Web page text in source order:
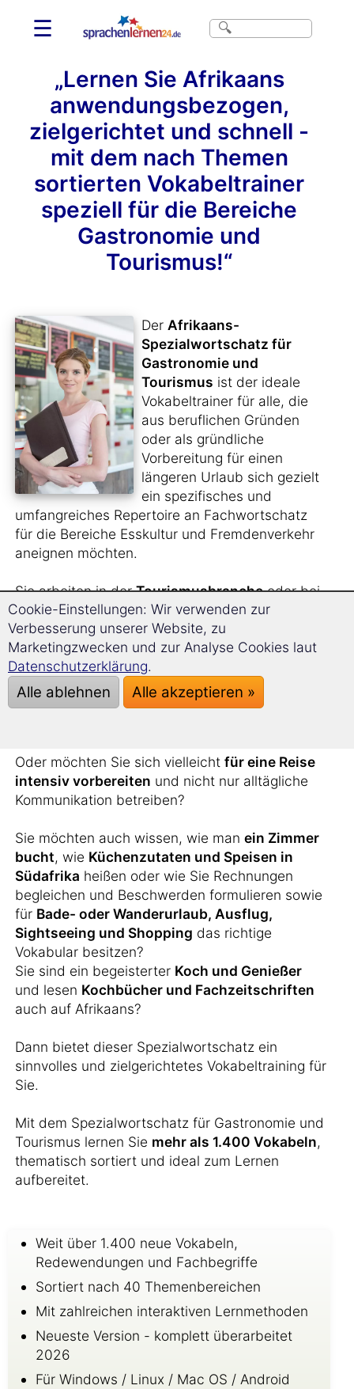
☰
„Lernen Sie Afrikaans
anwendungsbezogen,
zielgerichtet und schnell -
mit dem nach Themen
sortierten Vokabeltrainer
speziell für die Bereiche
Gastronomie und
Tourismus!“
Der Afrikaans-
Spezialwortschatz für
Gastronomie und
Tourismus ist der ideale
Vokabeltrainer für alle, die
aus beruflichen Gründen
oder als gründliche
Vorbereitung für einen
längeren Urlaub sich gezielt
ein spezifisches und
umfangreiches Repertoire an Fachwortschatz
für die Bereiche Esskultur und Fremdenverkehr
aneignen möchten.
Sie arbeiten in derTourismusbrancheoder bei
einemReiseveranstalterund benötigen für
diese Arbeit den entsprechenden Wortschatz
auf Afrikaans?
Sie planen, für einige Zeit ins Ausland zu gehen
und dort imService- oder Küchenbereich
Oder möchten Sie sich vielleicht für eine Reise
intensiv vorbereiten und nicht nur alltägliche
Kommunikation betreiben?
Sie möchten auch wissen, wie man ein Zimmer
bucht, wie Küchenzutaten und Speisen in
Südafrika heißen oder wie Sie Rechnungen
begleichen und Beschwerden formulieren sowie
für Bade- oder Wanderurlaub, Ausflug,
Sightseeing und Shopping das richtige
Vokabular besitzen?
Sie sind ein begeisterter Koch und Genießer
und lesen Kochbücher und Fachzeitschriften
auch auf Afrikaans?
Dann bietet dieser Spezialwortschatz ein
sinnvolles und zielgerichtetes Vokabeltraining für
Sie.
Mit dem Spezialwortschatz für Gastronomie und
Tourismus lernen Sie mehr als 1.400 Vokabeln,
thematisch sortiert und ideal zum Lernen
aufbereitet.
Weit über 1.400 neue Vokabeln,
Redewendungen und Fachbegriffe
Sortiert nach 40 Themenbereichen
Mit zahlreichen interaktiven Lernmethoden
Neueste Version - komplett überarbeitet
2026
Für Windows / Linux / Mac OS / Android
Cookie-Einstellungen: Wir verwenden zur
Verbesserung unserer Website, zu
Marketingzwecken und zur Analyse Cookies laut
Datenschutzerklärung.
Alle ablehnen Alle akzeptieren »